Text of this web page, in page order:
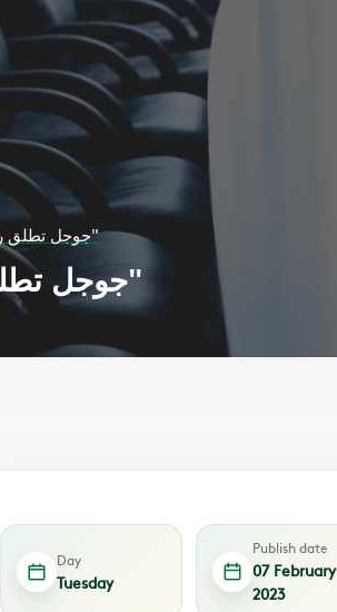
جوجل تطلق روبوتها التحادثي "بارد"
جوجل تطلق روبوتها التحادثي "بارد"
Day
Tuesday
Publish date
07 February
2023